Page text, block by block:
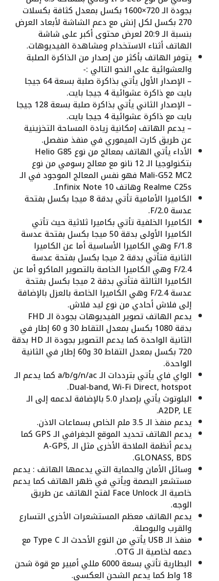
بجودة الـ 720×1600 بكسل بمعدل كثافة بكسلات
270 بكسل لكل إنش مع دعم الشاشة لأبعاد العرض
بنسبة الـ 20:9 لعرض محتوى أكبر على شاشة
الهاتف أثناء الاستخدام ومشاهدة الفيديوهات.
يتوفر الهاتف بأكثر من إصدار من الذاكرة الصلبة
والعشوائية على النحو التالي :-
– الإصدار الأول يأتي بذاكرة صلبة بسعة 64 جيجا
بايت مع ذاكرة عشوائية 4 جيجا بايت.
– الإصدار الثاني يأتي بذاكرة صلبة بسعة 128 جيجا
بايت مع ذاكرة عشوائية 4 جيجا بايت.
– يدعم الهاتف إمكانية زيادة المساحة التخزينية
عن طريق كارت الميموري في منفذ منفصل.
الأداء يأتي الهاتف بمعالج من نوع Helio G85
بتكنولوجيا الـ 12 نانو مع معالج رسومي من نوع
Mali-G52 MC2 فهو نفس المعالج الموجود في الـ
Realme C25s وهاتف Infinix Note 10.
الكاميرا الأمامية تأتي بدقة 8 ميجا بكسل بفتحة
عدسة F/2.0.
الكاميرا الخلفية تأتي بكاميرا ثلاثية حيث تأتي
الكاميرا الأولى بدقة 50 ميجا بكسل بفتحة عدسة
F/1.8 وهي الكاميرا الأساسية أما عن الكاميرا
الثانية فتأتي بدقة 2 ميجا بكسل بفتحة عدسة
F/2.4 وهي الكاميرا الخاصة بالتصوير الماكرو أما عن
الكاميرا الثالثة فتأتي بدقة 2 ميجا بكسل بفتحة
عدسة F/2.4 وهي الكاميرا الخاصة بالعزل بالإضافة
إلى فلاش أحادي من نوع ليد فلاش.
يدعم الهاتف تصوير الفيديوهات بجودة الـ FHD
بدقة 1080 بكسل بمعدل التقاط 30 و 60 إطار في
الثانية الواحدة كما يدعم التصوير بجودة الـ HD بدقة
720 بكسل بمعدل التقاط 30 و60 إطار في الثانية
الواحدة.
الواي فاي يأتي بترددات الـ a/b/g/n/ac كما يدعم الـ
Dual-band, Wi-Fi Direct, hotspot.
البلوتوث يأتي بإصدار 5.0 بالإضافة لدعمه إلى الـ
A2DP, LE.
يدعم منفذ الـ 3.5 ملم الخاص بسماعات الاذن.
يدعم الهاتف تحديد الموقع الجغرافي الـ GPS كما
يدعم أنظمة الملاحة الأخرى مثل الـ A-GPS,
GLONASS, BDS.
وسائل الأمان والحماية التي يدعمها الهاتف : يدعم
مستشعر البصمة ويأتي في ظهر الهاتف كما يدعم
خاصية الـ Face Unlock لفتح الهاتف عن طريق
الوجه.
يدعم الهاتف معظم المستشعرات الأخرى التسارع
والقرب والبوصلة.
منفذ الـ USB يأتي من النوع الأحدث الـ Type C مع
دعمه لخاصية الـ OTG.
البطارية تأتي بسعة 6000 مللي أمبير مع قوة شحن
18 واط كما يدعم الشحن العكسي.